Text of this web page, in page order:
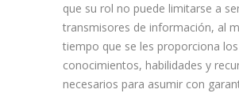
que su rol no puede limitarse a
transmisores de información, al
tiempo que se les proporciona los
conocimientos, habilidades y
necesarios para asumir con